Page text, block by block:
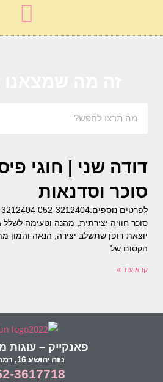
דודה שני | חוגי
סוכר וסדנאות
סוכר חוויה יצירתית, מהנה וטעימה
יוצאת דופן שתשלב יצירה, הנאה והמון
הקסום של
קרא עוד »
פאנקייק – עוגות
נווה יהושע 16, רמת גן
3617718